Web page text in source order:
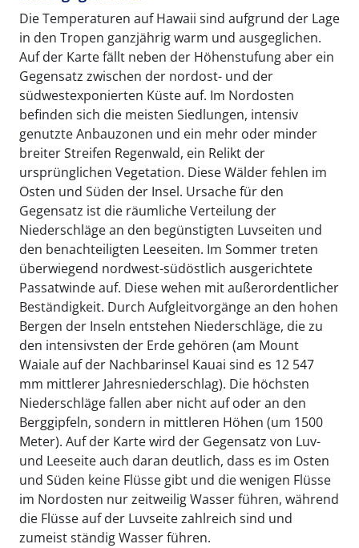
Die Temperaturen auf Hawaii sind aufgrund der Lage
in den Tropen ganzjährig warm und ausgeglichen.
Auf der Karte fällt neben der Höhenstufung aber ein
Gegensatz zwischen der nordost- und der
südwestexponierten Küste auf. Im Nordosten
befinden sich die meisten Siedlungen, intensiv
genutzte Anbauzonen und ein mehr oder minder
breiter Streifen Regenwald, ein Relikt der
ursprünglichen Vegetation. Diese Wälder fehlen im
Osten und Süden der Insel. Ursache für den
Gegensatz ist die räumliche Verteilung der
Niederschläge an den begünstigten Luvseiten und
den benachteiligten Leeseiten. Im Sommer treten
überwiegend nordwest-südöstlich ausgerichtete
Passatwinde auf. Diese wehen mit außerordentlicher
Beständigkeit. Durch Aufgleitvorgänge an den hohen
Bergen der Inseln entstehen Niederschläge, die zu
den intensivsten der Erde gehören (am Mount
Waiale auf der Nachbarinsel Kauai sind es 12 547
mm mittlerer Jahresniederschlag). Die höchsten
Niederschläge fallen aber nicht auf oder an den
Berggipfeln, sondern in mittleren Höhen (um 1500
Meter). Auf der Karte wird der Gegensatz von Luv-
und Leeseite auch daran deutlich, dass es im Osten
und Süden keine Flüsse gibt und die wenigen Flüsse
im Nordosten nur zeitweilig Wasser führen, während
die Flüsse auf der Luvseite zahlreich sind und
zumeist ständig Wasser führen.